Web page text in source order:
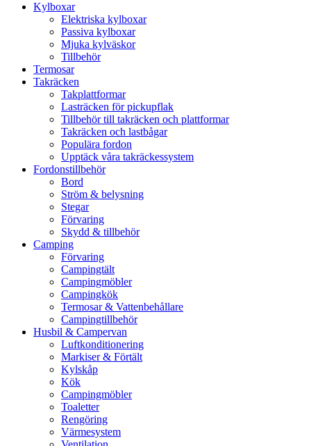
Kylboxar
Elektriska kylboxar
Passiva kylboxar
Mjuka kylväskor
Tillbehör
Termosar
Takräcken
Takplattformar
Lasträcken för pickupflak
Tillbehör till takräcken och plattformar
Takräcken och lastbågar
Populära fordon
Upptäck våra takräckessystem
Fordonstillbehör
Bord
Ström & belysning
Stegar
Förvaring
Skydd & tillbehör
Camping
Förvaring
Campingtält
Campingmöbler
Campingkök
Termosar & Vattenbehållare
Campingtillbehör
Husbil & Campervan
Luftkonditionering
Markiser & Förtält
Kylskåp
Kök
Campingmöbler
Toaletter
Rengöring
Värmesystem